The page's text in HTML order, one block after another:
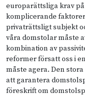
europarättsliga krav
komplicerande
privaträttsligt subjekt
våra domstolar måste
kombination av
reformer försatt oss i
måste agera. Den
att garantera
föreskrift om